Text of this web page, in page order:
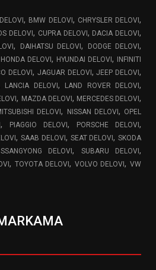
, BMW DELOVI, CHRYSLER DELOVI,
DELOVI, CUPRA DELOVI, DACIA DELOVI,
, DAIHATSU DELOVI, DODGE DELOVI,
HONDA DELOVI, HYUNDAI DELOVI, INFINITI
DELOVI, JAGUAR DELOVI,JEEP DELOVI,
LANCIA DELOVI, LAND ROVER DELOVI,
, MAZDA DELOVI, MERCEDES DELOVI,
DELOVI, NISSAN DELOVI, OPEL
, PIAGGIO DELOVI, PORSCHE DELOVI,
, SAAB DELOVI, SEAT DELOVI, SKODA
SSANGYONG DELOVI, SUBARU DELOVI,
, TOYOTA DELOVI, VOLVO DELOVI, VW